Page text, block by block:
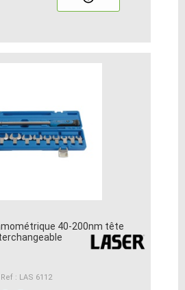
40-200nm tête
Ref : LAS 6112